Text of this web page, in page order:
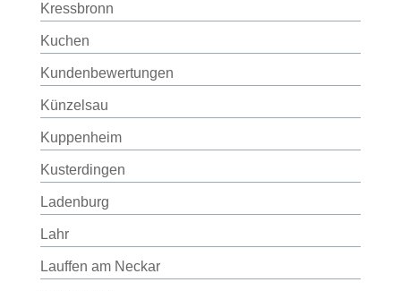
Kressbronn
Kuchen
Kundenbewertungen
Künzelsau
Kuppenheim
Kusterdingen
Ladenburg
Lahr
Lauffen am Neckar